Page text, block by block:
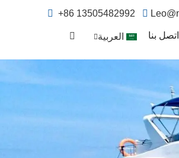
+86 13505482992
اتصل بنا العربية